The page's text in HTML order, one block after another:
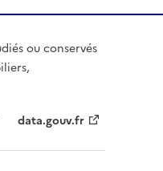
ou conservés
data.gouv.fr